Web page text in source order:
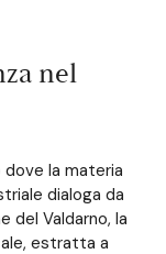
nel
dove la materia
dialoga da
del Valdarno, la
estratta a